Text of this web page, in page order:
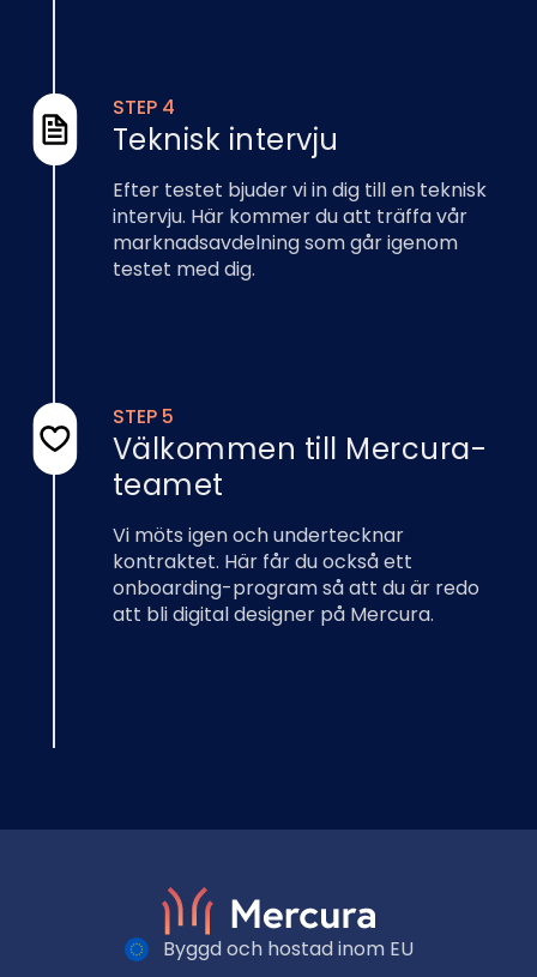
STEP 4
Teknisk intervju
Efter testet bjuder vi in dig till en teknisk
intervju. Här kommer du att träffa vår
marknadsavdelning som går igenom
testet med dig.
STEP 5
Välkommen till Mercura-
teamet
Vi möts igen och undertecknar
kontraktet. Här får du också ett
onboarding-program så att du är redo
att bli digital designer på Mercura.
Byggd och hostad inom EU